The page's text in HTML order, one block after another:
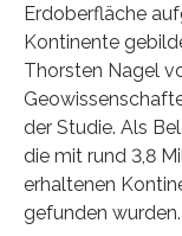
Erdoberfläche
Kontinente
Thorsten Nagel
der Studie. Als
die mit rund 3,8
erhaltenen
gefunden wurden.